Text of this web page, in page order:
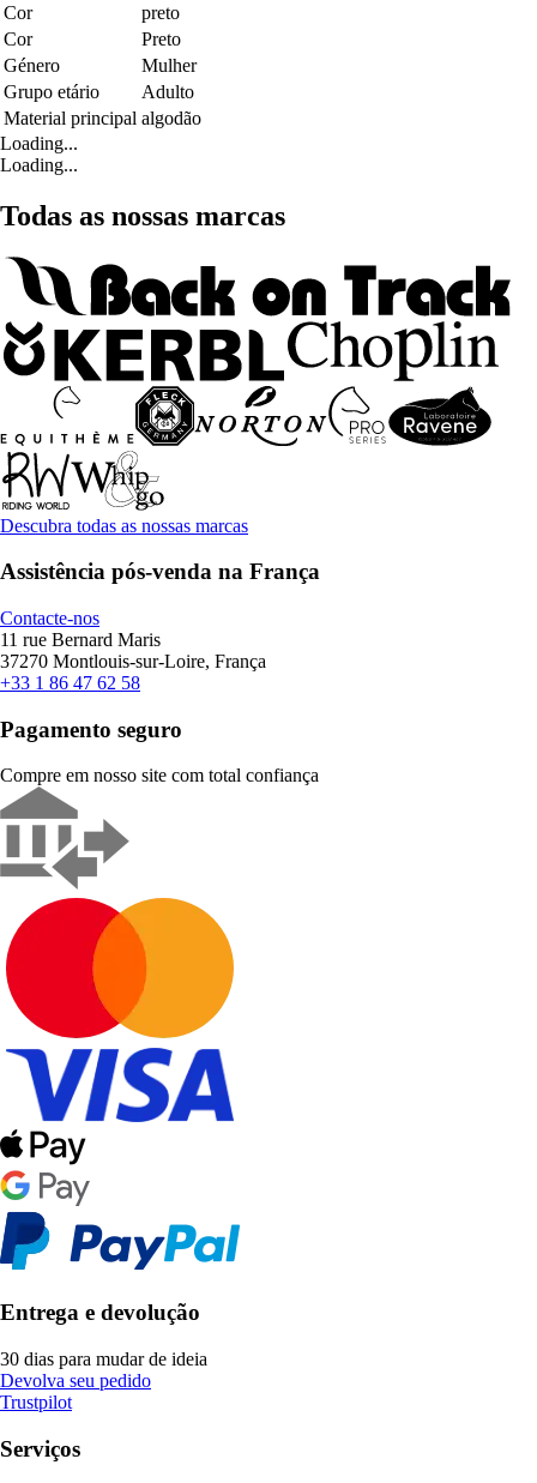
Cor
preto
Cor
Preto
Género
Mulher
Grupo etário
Adulto
Material principal algodão
Loading...
Loading...
Todas as nossas marcas
Descubra todas as nossas marcas
Assistência pós-venda na França
Contacte-nos
11 rue Bernard Maris
37270 Montlouis-sur-Loire, França
+33 1 86 47 62 58
Pagamento seguro
Compre em nosso site com total confiança
Entrega e devolução
30 dias para mudar de ideia
Devolva seu pedido
Trustpilot
Serviços